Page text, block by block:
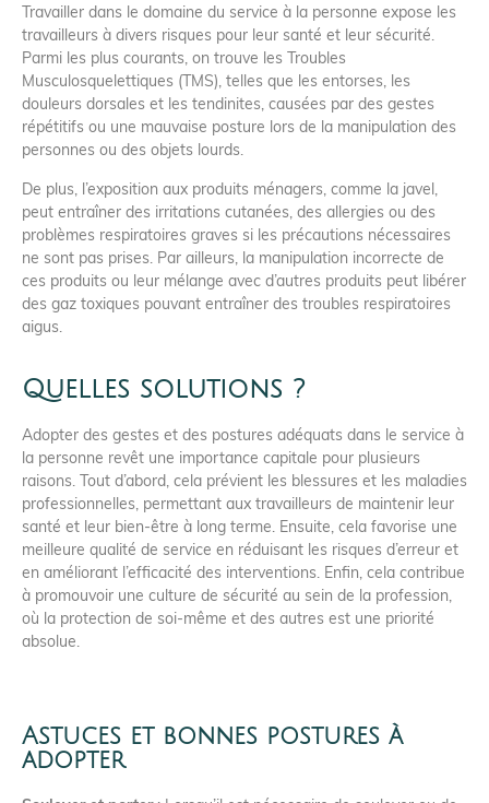
Travailler dans le domaine du service à la personne expose les
travailleurs à divers risques pour leur santé et leur sécurité.
Parmi les plus courants, on trouve les Troubles
Musculosquelettiques (TMS), telles que les entorses, les
douleurs dorsales et les tendinites, causées par des gestes
répétitifs ou une mauvaise posture lors de la manipulation des
personnes ou des objets lourds.
De plus, l’exposition aux produits ménagers, comme la javel,
peut entraîner des irritations cutanées, des allergies ou des
problèmes respiratoires graves si les précautions nécessaires
ne sont pas prises. Par ailleurs, la manipulation incorrecte de
ces produits ou leur mélange avec d’autres produits peut libérer
des gaz toxiques pouvant entraîner des troubles respiratoires
aigus.
Quelles solutions ?
Adopter des gestes et des postures adéquats dans le service à
la personne revêt une importance capitale pour plusieurs
raisons. Tout d’abord, cela prévient les blessures et les maladies
professionnelles, permettant aux travailleurs de maintenir leur
santé et leur bien-être à long terme. Ensuite, cela favorise une
meilleure qualité de service en réduisant les risques d’erreur et
en améliorant l’efficacité des interventions. Enfin, cela contribue
à promouvoir une culture de sécurité au sein de la profession,
où la protection de soi-même et des autres est une priorité
absolue.
Astuces et bonnes postures à
adopter